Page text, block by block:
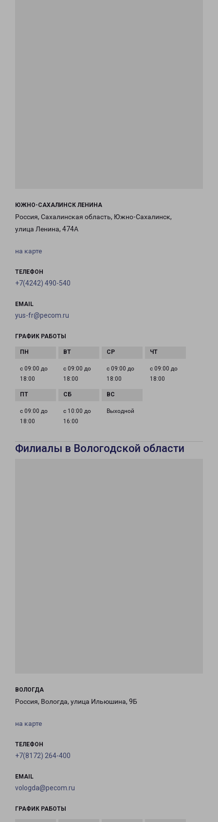
ЮЖНО-САХАЛИНСК ЛЕНИНА
Россия, Сахалинская область, Южно-Сахалинск,
улица Ленина, 474А
на карте
ТЕЛЕФОН
+7(4242) 490-540
EMAIL
yus-fr@pecom.ru
ГРАФИК РАБОТЫ
с 09:00 до
18:00
с 09:00 до
18:00
с 09:00 до
18:00
с 09:00 до
18:00
с 09:00 до
18:00
с 10:00 до
16:00
Выходной
Филиалы в Вологодской области
ВОЛОГДА
Россия, Вологда, улица Ильюшина, 9Б
на карте
ТЕЛЕФОН
+7(8172) 264-400
EMAIL
vologda@pecom.ru
ГРАФИК РАБОТЫ